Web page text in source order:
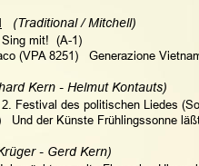
   (Traditional / Mitchell)
mit!  (A-1)
(VPA 8251)   Generazione
Kern - Helmut Kontauts)
2. Festival des politischen Liedes
Und der Künste Frühlingssonne
- Gerd Kern)